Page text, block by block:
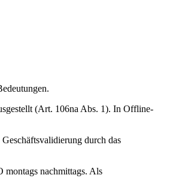
(Art. 106na Abs. 1). In Offline-
durch das
montags nachmittags. Als